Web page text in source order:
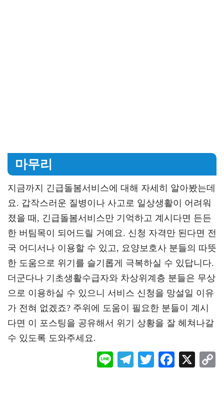
마무리
지금까지 긴급돌봄서비스에 대해 자세히 알아봤는데
요. 갑작스러운 질병이나 사고로 일상생활이 어려워
졌을 때, 긴급돌봄서비스만 기억하고 계시다면 든든
한 버팀목이 되어드릴 거예요. 신청 자격만 된다면 전
국 어디서나 이용할 수 있고, 요양보호사 분들의 따뜻
한 도움으로 위기를 슬기롭게 극복하실 수 있답니다.
더군다나 기초생활수급자와 차상위계층 분들은 무상
으로 이용하실 수 있으니 서비스 신청을 망설일 이유
가 전혀 없겠죠? 주위에 도움이 필요한 분들이 계시
다면 이 포스팅을 공유해서 위기 상황을 잘 헤쳐나갈
수 있도록 도와주세요.
Li
Te
T
F
X